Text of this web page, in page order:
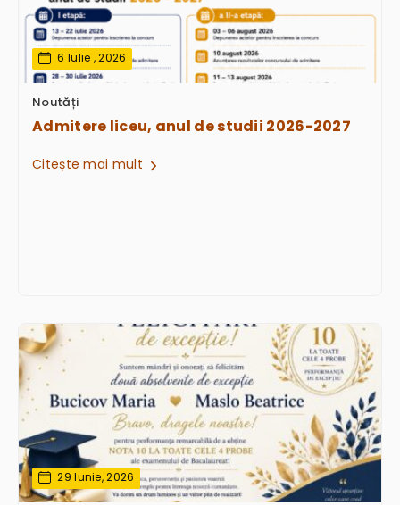
6 Iulie , 2026
Noutăți
Admitere liceu, anul de studii 2026-2027
Citește mai mult
29 Iunie, 2026